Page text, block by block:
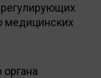
регулирующих
медицинских
органа